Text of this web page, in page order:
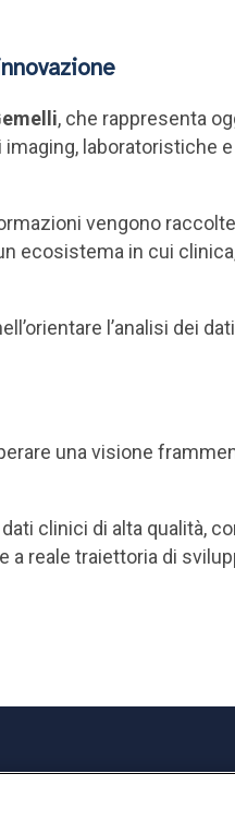
, che rappresenta
laboratoristiche
vengono
ecosistema in cui
l’analisi dei
una visione
dati clinici di alta qualità,
a reale traiettoria di